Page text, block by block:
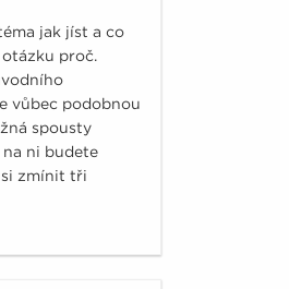
jak jíst a co
proč.
vůbec podobnou
spousty
na ni budete
si zmínit tři